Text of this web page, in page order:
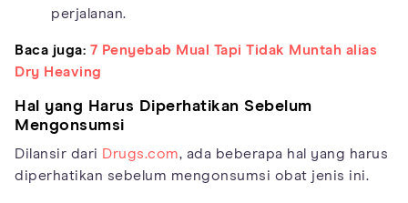
perjalanan.
Baca juga: 7 Penyebab Mual Tapi Tidak Muntah alias
Dry Heaving
Hal yang Harus Diperhatikan Sebelum
Mengonsumsi
Dilansir dari Drugs.com, ada beberapa hal yang harus
diperhatikan sebelum mengonsumsi obat jenis ini.